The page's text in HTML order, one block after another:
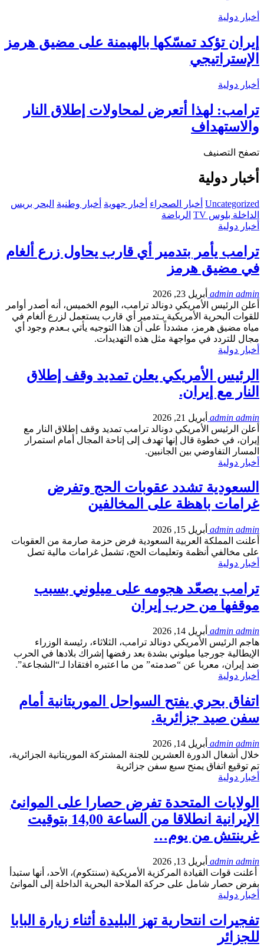
أخبار دولية
إيران تؤكد تمسّكها بالهيمنة على مضيق هرمز
الإستراتيجي
أخبار دولية
ترامب: لهذا أتعرض لمحاولات إطلاق النار
والاستهداف
تصفح التصنيف
أخبار دولية
Uncategorized أخبار الصحراء أخبار جهوية أخبار وطنية البحر بريس
الداخلة بلوس TV
الرياضة
أخبار دولية
ترامب يأمر بتدمير أي قارب يحاول زرع ألغام
في مضيق هرمز
admin admin أبريل 23, 2026
أعلن الرئيس الأمريكي دونالد ترامب، اليوم الخميس، أنه أصدر أوامر
للقوات البحرية الأمريكية بـتدمير أي قارب يستعمل لزرع ألغام في
مياه مضيق هرمز، مشدداً على أن هذا التوجيه يأتي بـعدم وجود أي
مجال للتردد في مواجهة مثل هذه التهديدات.
أخبار دولية
الرئيس الأمريكي يعلن تمديد وقف إطلاق
النار مع إيران.
admin admin أبريل 21, 2026
أعلن الرئيس الأمريكي دونالد ترامب تمديد وقف إطلاق النار مع
إيران، في خطوة قال إنها تهدف إلى إتاحة المجال أمام استمرار
المسار التفاوضي بين الجانبين.
أخبار دولية
السعودية تشدد عقوبات الحج وتفرض
غرامات باهظة على المخالفين
admin admin أبريل 15, 2026
أعلنت المملكة العربية السعودية فرض حزمة صارمة من العقوبات
على مخالفي أنظمة وتعليمات الحج، تشمل غرامات مالية تصل
أخبار دولية
ترامب يصعّد هجومه على ميلوني بسبب
موقفها من حرب إيران
admin admin أبريل 14, 2026
هاجم الرئيس الأمريكي دونالد ترامب، الثلاثاء، رئيسة الوزراء
الإيطالية جورجيا ميلوني بشدة بعد رفضها إشراك بلادها في الحرب
ضد إيران، معربا عن “صدمته” من ما اعتبره افتقادا لـ“الشجاعة”.
أخبار دولية
اتفاق بحري يفتح السواحل الموريتانية أمام
سفن صيد جزائرية.
admin admin أبريل 14, 2026
خلال أشغال الدورة العشرين للجنة المشتركة الموريتانية الجزائرية،
تم توقيع اتفاق يمنح سبع سفن جزائرية
أخبار دولية
الولايات المتحدة تفرض حصارا على الموانئ
الإيرانية انطلاقا من الساعة 14,00 بتوقيت
غرينتش من يوم…
admin admin أبريل 13, 2026
أعلنت قوات القيادة المركزية الأمريكية (سنتكوم)، الأحد، أنها ستبدأ
بفرض حصار شامل على حركة الملاحة البحرية الداخلة إلى الموانئ
أخبار دولية
تفجيرات انتحارية تهز البليدة أثناء زيارة البابا
للجزائر